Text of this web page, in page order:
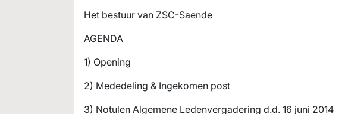
Het bestuur van ZSC-Saende
AGENDA
1) Opening
2) Mededeling & Ingekomen post
3) Notulen Algemene Ledenvergadering d.d. 16 juni 2014